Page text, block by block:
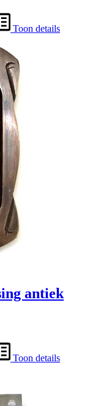
Toon details
antiek
Toon details